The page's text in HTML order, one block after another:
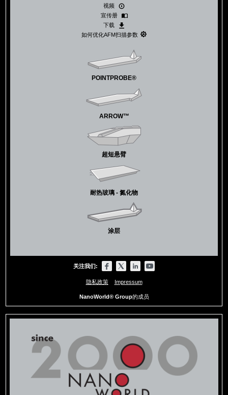
POINTPROBE®
ARROW™
超短悬臂
耐热玻璃 - 氮化物
涂层
视频
宣传册
下载
如何优化AFM扫描参数
关注我们:
隐私政策 Impressum
NanoWorld® Group的成员